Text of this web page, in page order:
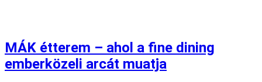
MÁK étterem – ahol a fine dining
emberközeli arcát muatja